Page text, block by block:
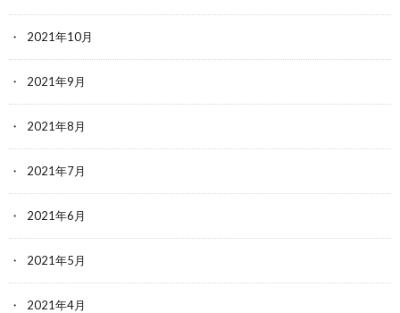
2021年10月
2021年9月
2021年8月
2021年7月
2021年6月
2021年5月
2021年4月